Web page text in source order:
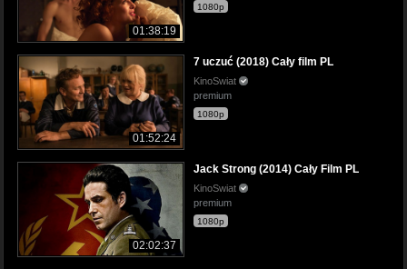
01:38:19
1080p
01:52:24
7 uczuć (2018) Cały film PL
KinoSwiat
premium
1080p
02:02:37
Jack Strong (2014) Cały Film PL
KinoSwiat
premium
1080p